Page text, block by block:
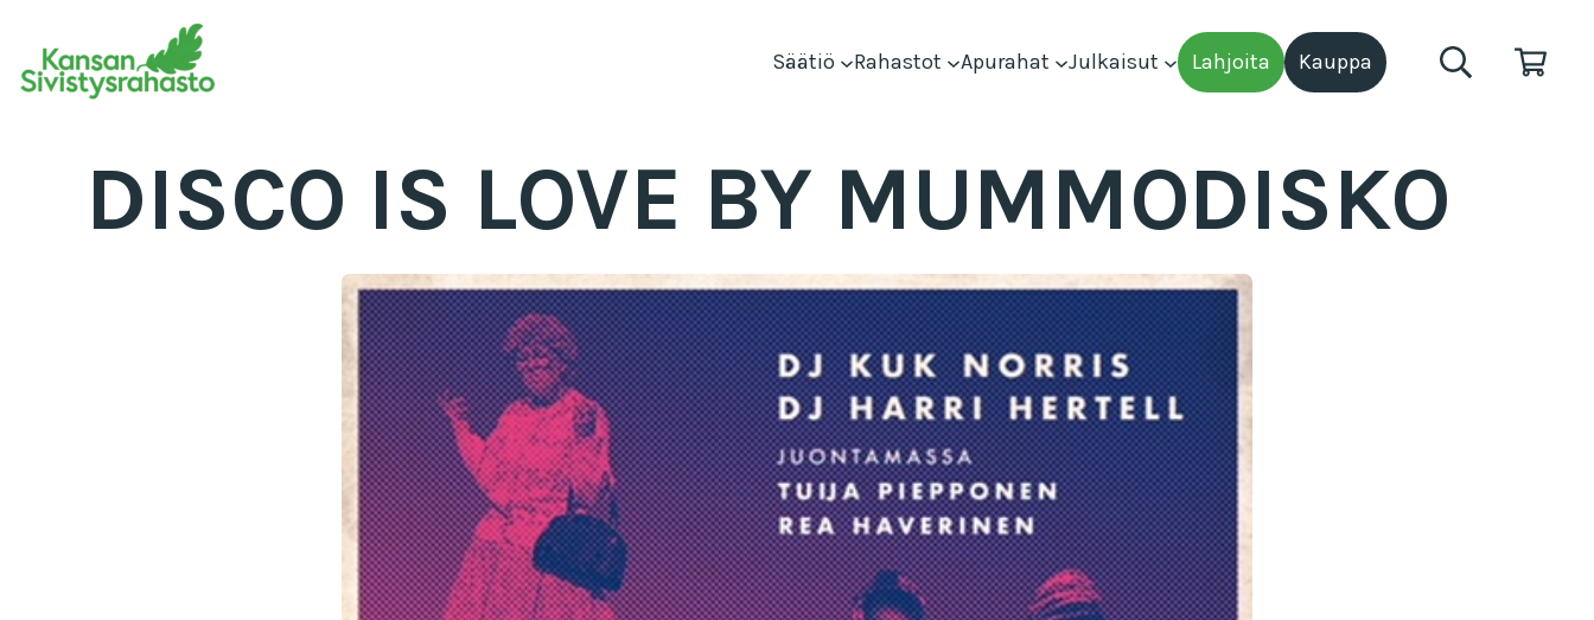
Säätiö Rahastot Apurahat Julkaisut Lahjoita Kauppa
DISCO IS LOVE BY MUMMODISKO